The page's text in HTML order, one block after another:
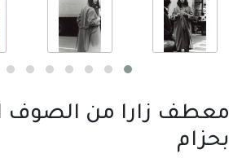
معطف زارا من الصوف
بحزام